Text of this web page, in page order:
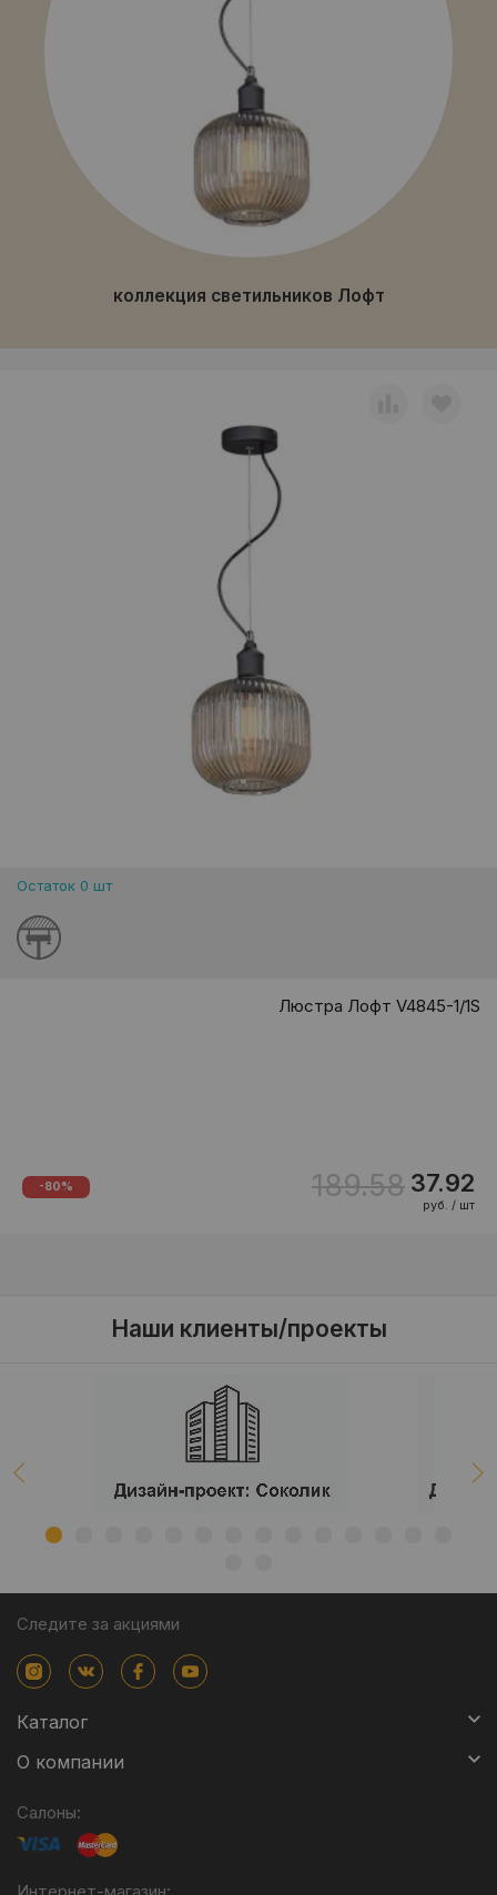
коллекция светильников Лофт
Остаток 0 шт
Люстра Лофт V4845-1/1S
-80% 189.58 37.92
руб. / шт
Наши клиенты/проекты
Следите за акциями
Каталог
О компании
Салоны: